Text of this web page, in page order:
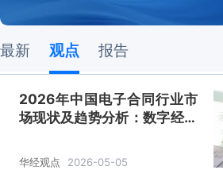
最新 观点 报告
2026年中国电子合同行业市
场现状及趋势分析：数字经济
华经观点 2026-05-05